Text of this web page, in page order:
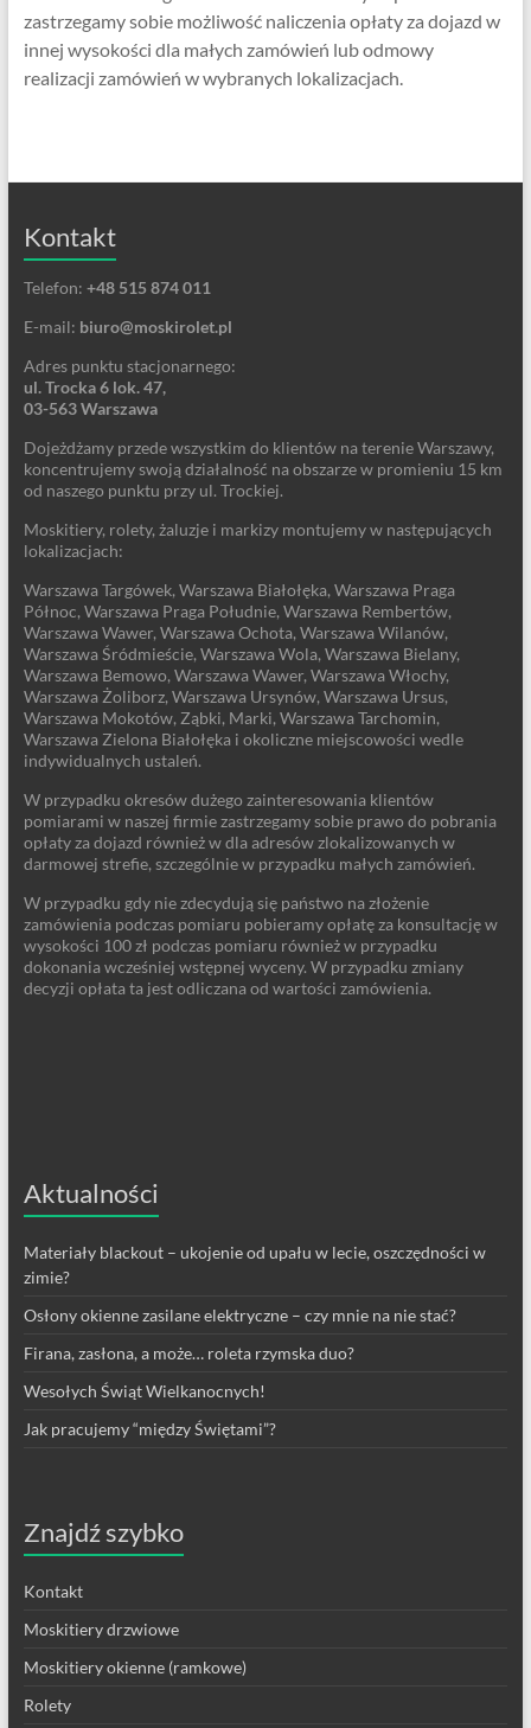
zastrzegamy sobie możliwość naliczenia opłaty za dojazd w
innej wysokości dla małych zamówień lub odmowy
realizacji zamówień w wybranych lokalizacjach.
Kontakt
Telefon: +48 515 874 011
E-mail: biuro@moskirolet.pl
Adres punktu stacjonarnego:
ul. Trocka 6 lok. 47,
03-563 Warszawa
Dojeżdżamy przede wszystkim do klientów na terenie Warszawy,
koncentrujemy swoją działalność na obszarze w promieniu 15 km
od naszego punktu przy ul. Trockiej.
Moskitiery, rolety, żaluzje i markizy montujemy w następujących
lokalizacjach:
Warszawa Targówek, Warszawa Białołęka, Warszawa Praga
Północ, Warszawa Praga Południe, Warszawa Rembertów,
Warszawa Wawer, Warszawa Ochota, Warszawa Wilanów,
Warszawa Śródmieście, Warszawa Wola, Warszawa Bielany,
Warszawa Bemowo, Warszawa Wawer, Warszawa Włochy,
Warszawa Żoliborz, Warszawa Ursynów, Warszawa Ursus,
Warszawa Mokotów, Ząbki, Marki, Warszawa Tarchomin,
Warszawa Zielona Białołęka i okoliczne miejscowości wedle
indywidualnych ustaleń.
W przypadku okresów dużego zainteresowania klientów
pomiarami w naszej firmie zastrzegamy sobie prawo do pobrania
opłaty za dojazd również w dla adresów zlokalizowanych w
darmowej strefie, szczególnie w przypadku małych zamówień.
W przypadku gdy nie zdecydują się państwo na złożenie
zamówienia podczas pomiaru pobieramy opłatę za konsultację w
wysokości 100 zł podczas pomiaru również w przypadku
dokonania wcześniej wstępnej wyceny. W przypadku zmiany
decyzji opłata ta jest odliczana od wartości zamówienia.
Aktualności
Materiały blackout – ukojenie od upału w lecie, oszczędności w
zimie?
Osłony okienne zasilane elektryczne – czy mnie na nie stać?
Firana, zasłona, a może… roleta rzymska duo?
Wesołych Świąt Wielkanocnych!
Jak pracujemy “między Świętami”?
Znajdź szybko
Kontakt
Moskitiery drzwiowe
Moskitiery okienne (ramkowe)
Rolety